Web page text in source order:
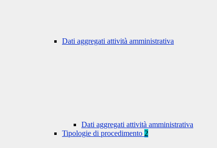
Dati aggregati attività amministrativa
Dati aggregati attività amministrativa
Tipologie di procedimento 2